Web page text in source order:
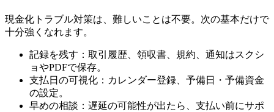
現金化トラブル対策は、難しいことは不要。次の基本だけで
十分強くなれます。
記録を残す：取引履歴、領収書、規約、通知はスクシ
ョやPDFで保存。
支払日の可視化：カレンダー登録、予備日・予備資金
の設定。
早めの相談：遅延の可能性が出たら、支払い前にサポ